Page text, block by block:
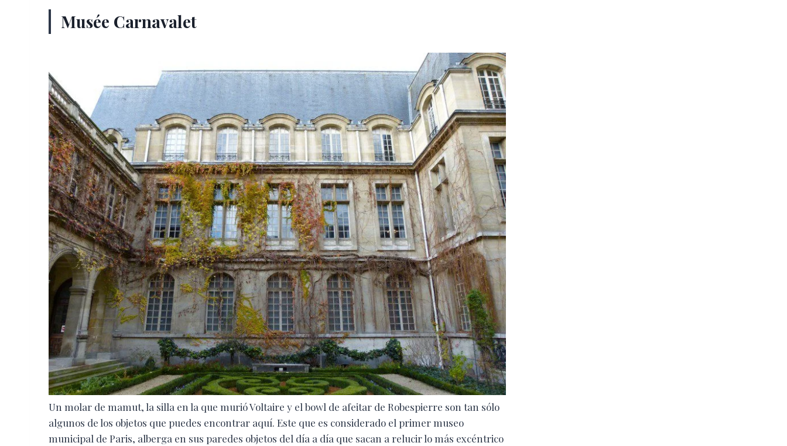
Musée Carnavalet
Un molar de mamut, la silla en la que murió Voltaire y el bowl de afeitar de Robespierre son tan sólo
algunos de los objetos que puedes encontrar aquí. Este que es considerado el primer museo
municipal de Paris, alberga en sus paredes objetos del día a día que sacan a relucir lo más excéntrico